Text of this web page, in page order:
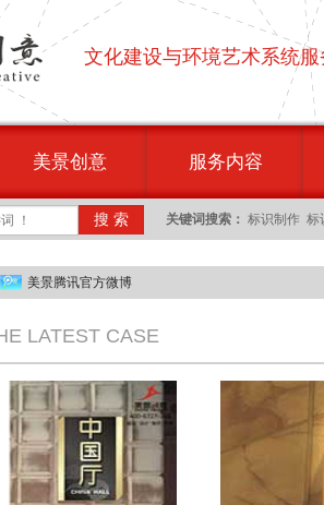
文化建设与环境艺术系统服
美景创意 服务内容
关键词搜索： 标识制作 标
美景腾讯官方微博
LATEST CASE